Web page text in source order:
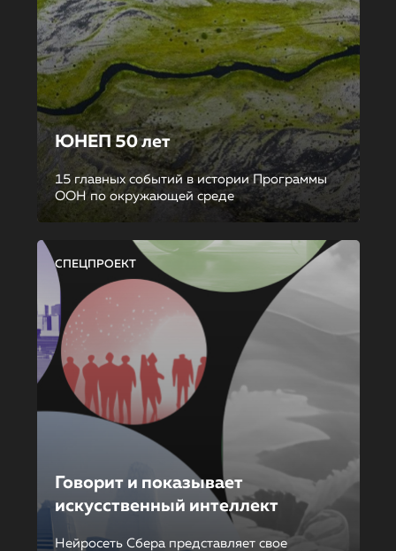
ЮНЕП 50 лет
15 главных событий в истории Программы
ООН по окружающей среде
СПЕЦПРОЕКТ
Говорит и показывает
искусственный интеллект
Нейросеть Сбера представляет свое